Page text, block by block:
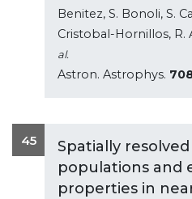
Benitez, S. Bonoli, S.
Cristobal-Hornillos, R.
al.
Astron. Astrophys.
45
Spatially
populations and
properties in